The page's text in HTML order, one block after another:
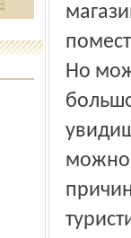
Но
можно